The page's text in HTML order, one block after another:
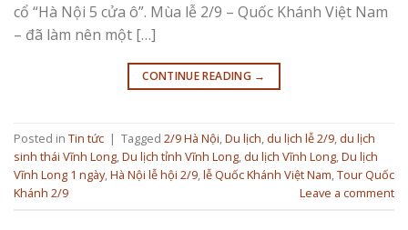
cổ “Hà Nội 5 cửa ô”. Mùa lễ 2/9 – Quốc Khánh Việt Nam
– đã làm nên một […]
CONTINUE READING →
Posted in Tin tức | Tagged 2/9 Hà Nội,Du lịch, du lịch lễ 2/9, du lịch
sinh thái Vĩnh Long,Du lịch tỉnh Vĩnh Long, du lịch Vĩnh Long,Du lịch
Vĩnh Long 1 ngày,Hà Nội lễ hội 2/9,lễ Quốc Khánh Việt Nam,Tour Quốc
Khánh 2/9
Leave a comment